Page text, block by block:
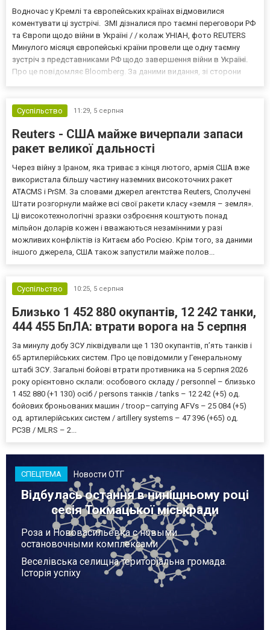
Водночас у Кремлі та європейських країнах відмовилися
коментувати ці зустрічі. ЗМІ дізналися про таємні переговори РФ
та Європи щодо війни в Україні / / колаж УНІАН, фото REUTERS
Минулого місяця європейські країни провели ще одну таємну
зустріч з представниками РФ щодо завершення війни в Україні.
Про це повідомляє Bloomberg. За даними видання, зі сторони
Суспільство
11:29, 5 серпня
Reuters - США майже вичерпали запаси
ракет великої дальності
Через війну з Іраном, яка триває з кінця лютого, армія США вже
використала більшу частину наземних високоточних ракет
ATACMS і PrSM. За словами джерел агентства Reuters, Сполучені
Штати розгорнули майже всі свої ракети класу «земля – земля».
Ці високотехнологічні зразки озброєння коштують понад
мільйон доларів кожен і вважаються незамінними у разі
можливих конфліктів із Китаєм або Росією. Крім того, за даними
іншого джерела, США також запустили майже полов...
Суспільство 10:25, 5 серпня
Близько 1 452 880 окупантів, 12 242 танки,
444 455 БпЛА: втрати ворога на 5 серпня
За минулу добу ЗСУ ліквідували ще 1 130 окупантів, пʼять танків і
65 артилерійських систем. Про це повідомили у Генеральному
штабі ЗСУ. Загальні бойові втрати противника на 5 серпня 2026
року орієнтовно склали: особового складу / personnel – близько
1 452 880 (+1 130) осіб / persons танків / tanks – 12 242 (+5) од.
бойових броньованих машин / troop–carrying AFVs – 25 084 (+5)
од. артилерійських систем / artillery systems – 47 396 (+65) од.
РСЗВ / MLRS – 2...
СПЕЦТЕМА Новости ОТГ
Відбулась остання в нинішньому році
сесія Токмацької міськради
Роза и Нововасильевка с новыми
остановочными комплексами
Веселівська селищна територіальна громада.
Історія успіху